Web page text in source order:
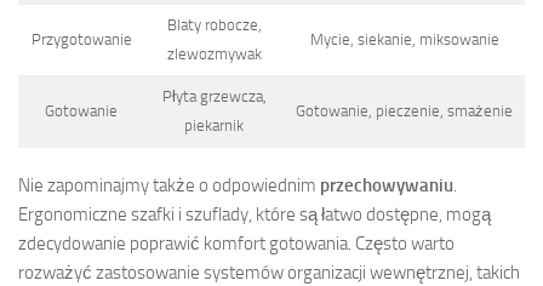
Przygotowanie
Blaty robocze,
zlewozmywak
Mycie, siekanie, miksowanie
Gotowanie
Płyta grzewcza,
piekarnik
Gotowanie, pieczenie, smażenie
Nie zapominajmy także o odpowiednim przechowywaniu.
Ergonomiczne szafki i szuflady, które są łatwo dostępne, mogą
zdecydowanie poprawić komfort gotowania. Często warto
rozważyć zastosowanie systemów organizacji wewnętrznej, takich